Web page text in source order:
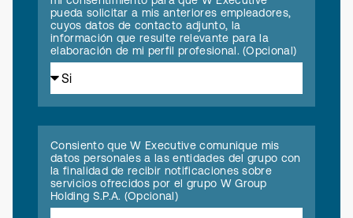
pueda solicitar a mis anteriores empleadores,
cuyos datos de contacto adjunto, la
información que resulte relevante para la
elaboración de mi perfil profesional. (Opcional)
Consiento que W Executive comunique mis
datos personales a las entidades del grupo con
la finalidad de recibir notificaciones sobre
servicios ofrecidos por el grupo W Group
Holding S.P.A. (Opcional)